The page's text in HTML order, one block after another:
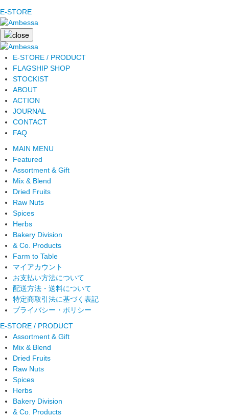
E-STORE
E-STORE / PRODUCT
FLAGSHIP SHOP
STOCKIST
ABOUT
ACTION
JOURNAL
CONTACT
FAQ
MAIN MENU
Featured
Assortment & Gift
Mix & Blend
Dried Fruits
Raw Nuts
Spices
Herbs
Bakery Division
& Co. Products
Farm to Table
マイアカウント
お支払い方法について
配送方法・送料について
特定商取引法に基づく表記
プライバシー・ポリシー
E-STORE / PRODUCT
Assortment & Gift
Mix & Blend
Dried Fruits
Raw Nuts
Spices
Herbs
Bakery Division
& Co. Products